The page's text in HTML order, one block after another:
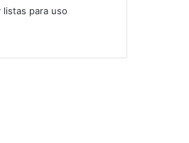
listas para uso